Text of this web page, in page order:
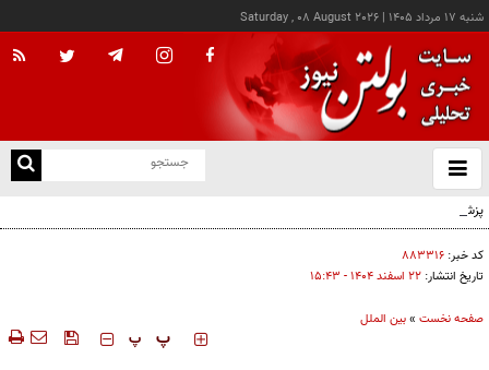
شنبه ۱۷ مرداد ۱۴۰۵ |
Saturday , 08 August 2026
باز
و
پزشکیان: خدمت بی‌منت و مشارکت مردمی، پایه حل مشکلات کشور است
کد خبر: ۸۸۳۳۱۶
تاریخ انتشار: ۲۲ اسفند ۱۴۰۴ - ۱۵:۴۳
صفحه نخست »بین الملل
‍‍‍ پ پ